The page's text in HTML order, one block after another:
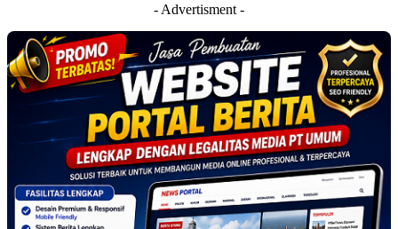
- Advertisment -